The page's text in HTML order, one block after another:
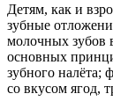
Детям, как и
зубные
молочных зубов
основных
зубного налёта;
со вкусом ягод,